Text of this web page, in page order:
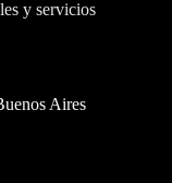
y servicios
Aires